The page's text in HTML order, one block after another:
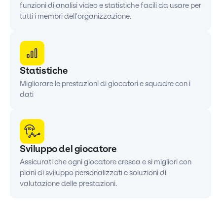
funzioni di analisi video e statistiche facili da usare per
tutti i membri dell'organizzazione.
Statistiche
Migliorare le prestazioni di giocatori e squadre con i
dati
Sviluppo del giocatore
Assicurati che ogni giocatore cresca e si migliori con
piani di sviluppo personalizzati e soluzioni di
valutazione delle prestazioni.